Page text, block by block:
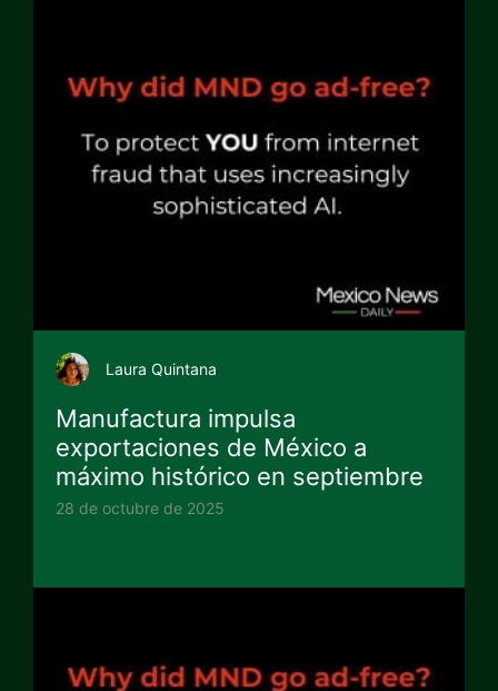
Laura Quintana
Manufactura impulsa
exportaciones de México a
máximo histórico en septiembre
28 de octubre de 2025